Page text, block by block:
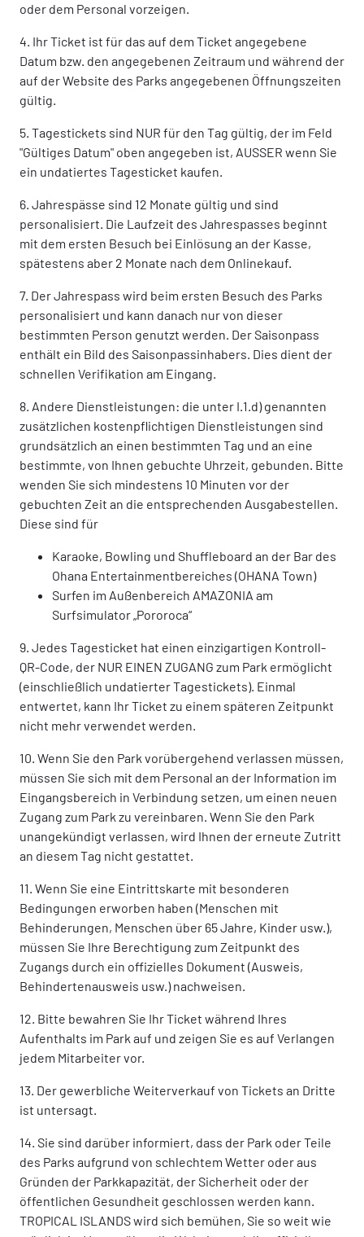
oder dem Personal vorzeigen.
4. Ihr Ticket ist für das auf dem Ticket angegebene
Datum bzw. den angegebenen Zeitraum und während der
auf der Website des Parks angegebenen Öffnungszeiten
gültig.
5. Tagestickets sind NUR für den Tag gültig, der im Feld
"Gültiges Datum" oben angegeben ist, AUSSER wenn Sie
ein undatiertes Tagesticket kaufen.
6. Jahrespässe sind 12 Monate gültig und sind
personalisiert. Die Laufzeit des Jahrespasses beginnt
mit dem ersten Besuch bei Einlösung an der Kasse,
spätestens aber 2 Monate nach dem Onlinekauf.
7. Der Jahrespass wird beim ersten Besuch des Parks
personalisiert und kann danach nur von dieser
bestimmten Person genutzt werden. Der Saisonpass
enthält ein Bild des Saisonpassinhabers. Dies dient der
schnellen Verifikation am Eingang.
8. Andere Dienstleistungen: die unter I.1.d) genannten
zusätzlichen kostenpflichtigen Dienstleistungen sind
grundsätzlich an einen bestimmten Tag und an eine
bestimmte, von Ihnen gebuchte Uhrzeit, gebunden. Bitte
wenden Sie sich mindestens 10 Minuten vor der
gebuchten Zeit an die entsprechenden Ausgabestellen.
Diese sind für
Karaoke, Bowling und Shuffleboard an der Bar des
Ohana Entertainmentbereiches (OHANA Town)
Surfen im Außenbereich AMAZONIA am
Surfsimulator „Pororoca“
9. Jedes Tagesticket hat einen einzigartigen Kontroll-
QR-Code, der NUR EINEN ZUGANG zum Park ermöglicht
(einschließlich undatierter Tagestickets). Einmal
entwertet, kann Ihr Ticket zu einem späteren Zeitpunkt
nicht mehr verwendet werden.
10. Wenn Sie den Park vorübergehend verlassen müssen,
müssen Sie sich mit dem Personal an der Information im
Eingangsbereich in Verbindung setzen, um einen neuen
Zugang zum Park zu vereinbaren. Wenn Sie den Park
unangekündigt verlassen, wird Ihnen der erneute Zutritt
an diesem Tag nicht gestattet.
11. Wenn Sie eine Eintrittskarte mit besonderen
Bedingungen erworben haben (Menschen mit
Behinderungen, Menschen über 65 Jahre, Kinder usw.),
müssen Sie Ihre Berechtigung zum Zeitpunkt des
Zugangs durch ein offizielles Dokument (Ausweis,
Behindertenausweis usw.) nachweisen.
12. Bitte bewahren Sie Ihr Ticket während Ihres
Aufenthalts im Park auf und zeigen Sie es auf Verlangen
jedem Mitarbeiter vor.
13. Der gewerbliche Weiterverkauf von Tickets an Dritte
ist untersagt.
14. Sie sind darüber informiert, dass der Park oder Teile
des Parks aufgrund von schlechtem Wetter oder aus
Gründen der Parkkapazität, der Sicherheit oder der
öffentlichen Gesundheit geschlossen werden kann.
TROPICAL ISLANDS wird sich bemühen, Sie so weit wie